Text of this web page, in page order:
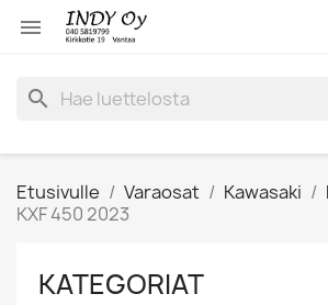

search
Etusivulle Varaosat Kawasaki
KXF 450 2023
KATEGORIAT